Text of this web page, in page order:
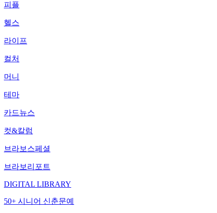
피플
헬스
라이프
컬처
머니
테마
카드뉴스
컷&칼럼
브라보스페셜
브라보리포트
DIGITAL LIBRARY
50+ 시니어 신춘문예